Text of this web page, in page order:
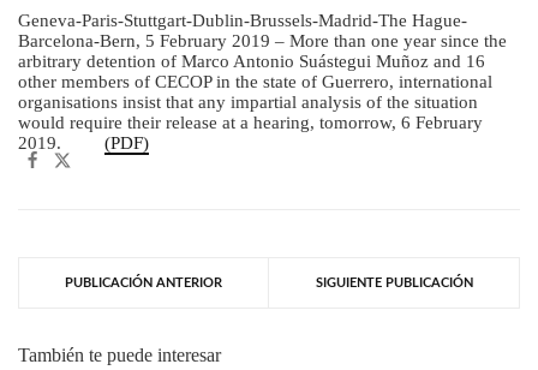
Geneva-Paris-Stuttgart-Dublin-Brussels-Madrid-The Hague-
Barcelona-Bern, 5 February 2019 – More than one year since the
arbitrary detention of Marco Antonio Suástegui Muñoz and 16
other members of CECOP in the state of Guerrero, international
organisations insist that any impartial analysis of the situation
would require their release at a hearing, tomorrow, 6 February
2019.
(PDF)
PUBLICACIÓN ANTERIOR SIGUIENTE PUBLICACIÓN
También te puede interesar